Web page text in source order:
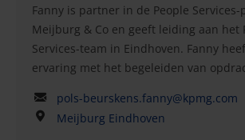
Fanny is partner in de People
Meijburg & Co en geeft leiding aan het
Services-team in Eindhoven. Fanny heeft ruime
ervaring met het begeleiden van
multinationale bedrijven, zowel die
Nederland worden uitgevoerd of
pols-beurskens.fanny@kpmg.com
Meijburg Eindhoven